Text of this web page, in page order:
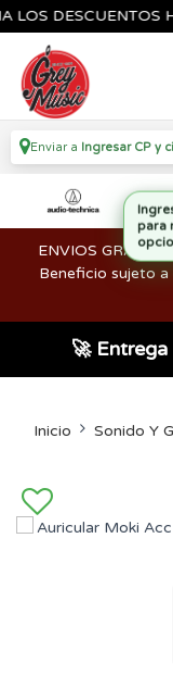
DESCUENTOS
Enviar a Ingresar CP y
ENVIOS GRATIS
Beneficio sujeto
🚀
Inicio Sonido Y